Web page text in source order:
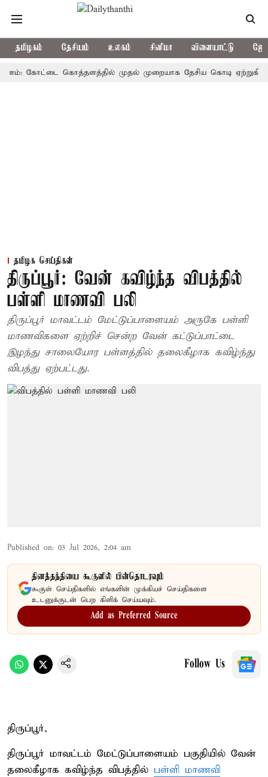
தமிழகம் தேசியம் உலகம் சினிமா விளையாட்டு
கோட்டை கொத்தளத்தில் முதல் முறையாக தேசிய கொடி ஏற்றுகிறார்,
தமிழக செய்திகள்
திருப்பூர்: வேன் கவிழ்ந்த விபத்தில்
பள்ளி மாணவி பலி
திருப்பூர் மாவட்டம் மேட்டுப்பாளையம் அருகே பள்ளி
மாணவிகளை ஏற்றிச் சென்ற வேன் கட்டுப்பாட்டை
இழந்து சாலையோர பள்ளத்தில் தலைகீழாக கவிழ்ந்து
விபத்து ஏற்பட்டது.
Published on: 03 Jul 2026, 2:04 am
தினத்தந்தியை கூகுளில் பின்தொடரவும்
கூகுள் செய்திகளில் எங்களின் முக்கியச் செய்திகளை
உடனுக்குடன் பெற கிளிக் செய்யவும்.
Add as Preferred Source
Follow Us
திருப்பூர்,
திருப்பூர் மாவட்டம் மேட்டுப்பாளையம் பகுதியில் வேன்
தலைகீழாக கவிழ்ந்த விபத்தில் பள்ளி மாணவி